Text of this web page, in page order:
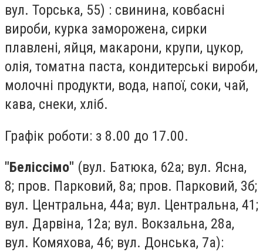
вул. Торська, 55) : свинина, ковбасні
вироби, курка заморожена, сирки
плавлені, яйця, макарони, крупи, цукор,
олія, томатна паста, кондитерські вироби,
молочні продукти, вода, напої, соки, чай,
кава, снеки, хліб.
Графік роботи: з 8.00 до 17.00.
"Беліссімо" (вул. Батюка, 62а; вул. Ясна,
8; пров. Парковий, 8а; пров. Парковий, 3б;
вул. Центральна, 44а; вул. Центральна, 41;
вул. Дарвіна, 12а; вул. Вокзальна, 28а,
вул. Комяхова, 46; вул. Донська, 7а):